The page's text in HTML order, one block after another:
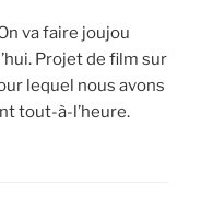
va faire joujou
Projet de film sur
lequel nous avons
tout-à-l’heure.